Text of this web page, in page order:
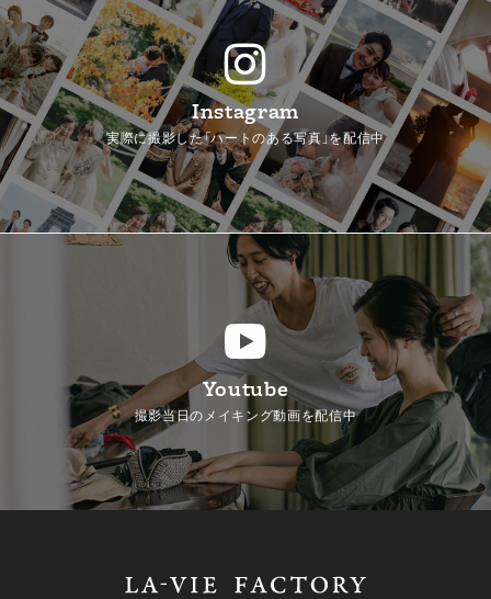
Instagram
実際に撮影した「ハートのある写真」を配信中
Youtube
撮影当日のメイキング動画を配信中